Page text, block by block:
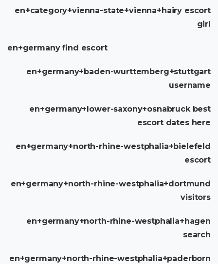
en+category+vienna-state+vienna+hairy escort
girl
en+germany find escort
en+germany+baden-wurttemberg+stuttgart
username
en+germany+lower-saxony+osnabruck best
escort dates here
en+germany+north-rhine-westphalia+bielefeld
escort
en+germany+north-rhine-westphalia+dortmund
visitors
en+germany+north-rhine-westphalia+hagen
search
en+germany+north-rhine-westphalia+paderborn